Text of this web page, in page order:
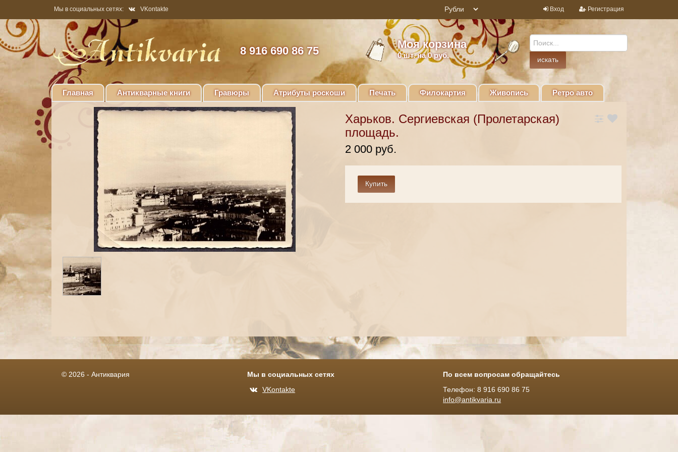
Мы в социальных сетях: VKontakte Вход Регистрация
8 916 690 86 75
Моя корзина
0шт. на 0 руб.
Главная Антикварные книги Гравюры Атрибуты роскоши Печать Филокартия Живопись Ретро авто
Харьков. Сергиевская (Пролетарская)
площадь.
2 000 руб.
© 2026 - Антиквария
Мы в социальных сетях
VKontakte
По всем вопросам обращайтесь
Телефон: 8 916 690 86 75
info@antikvaria.ru